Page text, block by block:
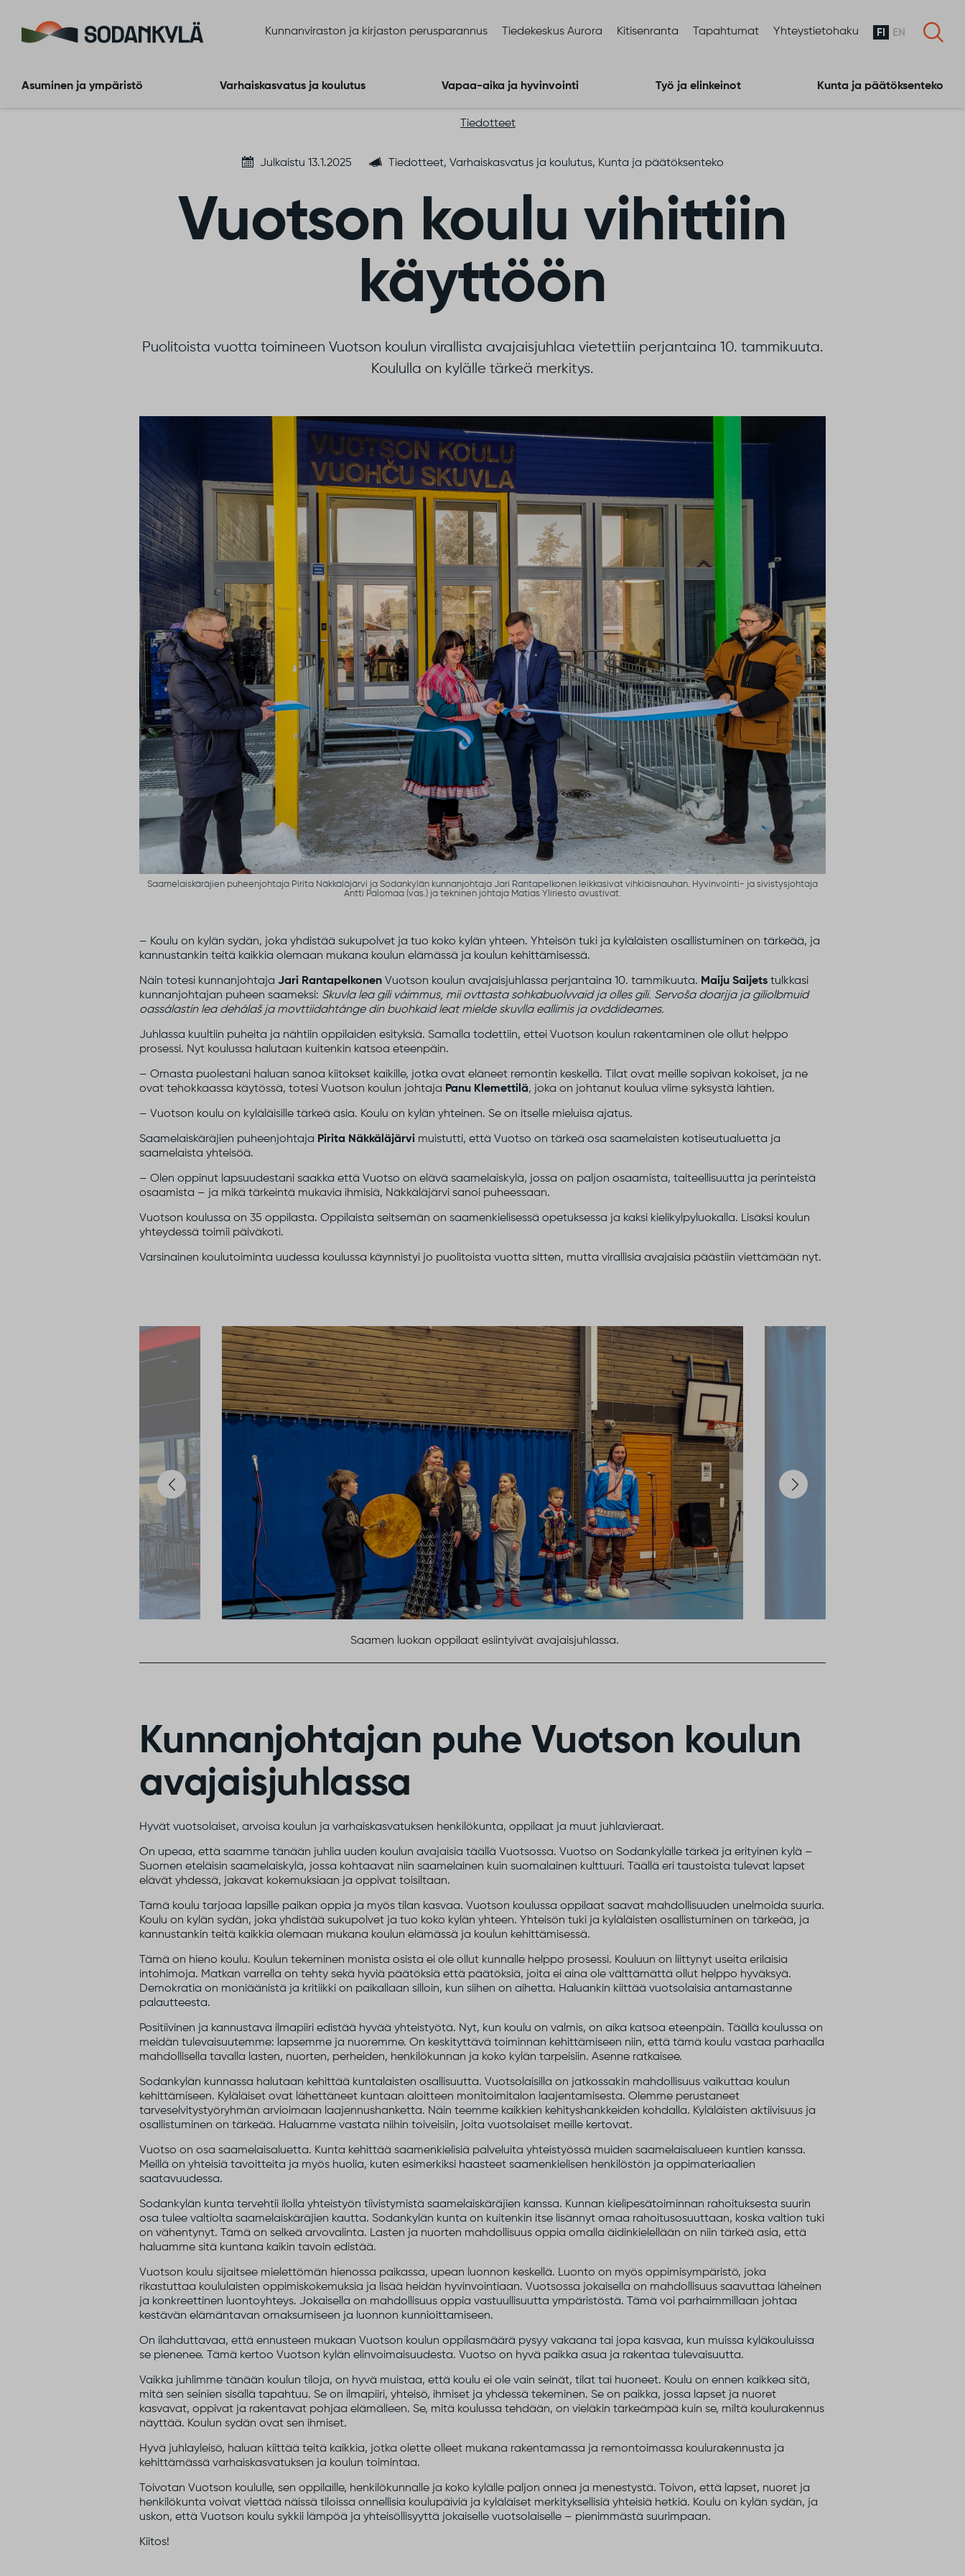
Kunnanviraston ja kirjaston perusparannus Tiedekeskus Aurora Kitisenranta Tapahtumat Yhteystietohaku FI EN
Asuminen ja ympäristö Varhaiskasvatus ja koulutus Vapaa-aika ja hyvinvointi Työ ja elinkeinot Kunta ja päätöksenteko
Tiedotteet
Julkaistu 13.1.2025 Tiedotteet, Varhaiskasvatus ja koulutus, Kunta ja päätöksenteko
Vuotson koulu vihittiin
käyttöön
Puolitoista vuotta toimineen Vuotson koulun virallista avajaisjuhlaa vietettiin perjantaina 10. tammikuuta.
Koululla on kylälle tärkeä merkitys.
Saamelaiskäräjien puheenjohtaja Pirita Näkkäläjärvi ja Sodankylän kunnanjohtaja Jari Rantapelkonen leikkasivat vihkiäisnauhan. Hyvinvointi- ja sivistysjohtaja
Antti Palomaa (vas.) ja tekninen johtaja Matias Yliriesto avustivat.
– Koulu on kylän sydän, joka yhdistää sukupolvet ja tuo koko kylän yhteen. Yhteisön tuki ja kyläläisten osallistuminen on tärkeää, ja
kannustankin teitä kaikkia olemaan mukana koulun elämässä ja koulun kehittämisessä.
Näin totesi kunnanjohtajaJari Rantapelkonen Vuotson koulun avajaisjuhlassa perjantaina 10. tammikuuta. Maiju Saijets tulkkasi
kunnanjohtajan puheen saameksi: Skuvla lea gili váimmus, mii ovttasta sohkabuolvvaid ja olles gili. Servoša doarjja ja giliolbmuid
oassálastin lea dehálaš ja movttiidahtánge din buohkaid leat mielde skuvlla eallimis ja ovddideames.
Juhlassa kuultiin puheita ja nähtiin oppilaiden esityksiä. Samalla todettiin, ettei Vuotson koulun rakentaminen ole ollut helppo
prosessi. Nyt koulussa halutaan kuitenkin katsoa eteenpäin.
– Omasta puolestani haluan sanoa kiitokset kaikille, jotka ovat eläneet remontin keskellä. Tilat ovat meille sopivan kokoiset, ja ne
ovat tehokkaassa käytössä, totesi Vuotson koulun johtaja Panu Klemettilä, joka on johtanut koulua viime syksystä lähtien.
– Vuotson koulu on kyläläisille tärkeä asia. Koulu on kylän yhteinen. Se on itselle mieluisa ajatus.
Saamelaiskäräjien puheenjohtaja Pirita Näkkäläjärvi muistutti, että Vuotso on tärkeä osa saamelaisten kotiseutualuetta ja
saamelaista yhteisöä.
– Olen oppinut lapsuudestani saakka että Vuotso on elävä saamelaiskylä, jossa on paljon osaamista, taiteellisuutta ja perinteistä
osaamista – ja mikä tärkeintä mukavia ihmisiä, Näkkäläjärvi sanoi puheessaan.
Vuotson koulussa on 35 oppilasta. Oppilaista seitsemän on saamenkielisessä opetuksessa ja kaksi kielikylpyluokalla. Lisäksi koulun
yhteydessä toimii päiväkoti.
Varsinainen koulutoiminta uudessa koulussa käynnistyi jo puolitoista vuotta sitten, mutta virallisia avajaisia päästiin viettämään nyt.
Saamen luokan oppilaat esiintyivät avajaisjuhlassa.
Kunnanjohtajan puhe Vuotson koulun
avajaisjuhlassa
Hyvät vuotsolaiset, arvoisa koulun ja varhaiskasvatuksen henkilökunta, oppilaat ja muut juhlavieraat.
On upeaa, että saamme tänään juhlia uuden koulun avajaisia täällä Vuotsossa. Vuotso on Sodankylälle tärkeä ja erityinen kylä –
Suomen eteläisin saamelaiskylä, jossa kohtaavat niin saamelainen kuin suomalainen kulttuuri. Täällä eri taustoista tulevat lapset
elävät yhdessä, jakavat kokemuksiaan ja oppivat toisiltaan.
Tämä koulu tarjoaa lapsille paikan oppia ja myös tilan kasvaa. Vuotson koulussa oppilaat saavat mahdollisuuden unelmoida suuria.
Koulu on kylän sydän, joka yhdistää sukupolvet ja tuo koko kylän yhteen. Yhteisön tuki ja kyläläisten osallistuminen on tärkeää, ja
kannustankin teitä kaikkia olemaan mukana koulun elämässä ja koulun kehittämisessä.
Tämä on hieno koulu. Koulun tekeminen monista osista ei ole ollut kunnalle helppo prosessi. Kouluun on liittynyt useita erilaisia
intohimoja. Matkan varrella on tehty sekä hyviä päätöksiä että päätöksiä, joita ei aina ole välttämättä ollut helppo hyväksyä.
Demokratia on moniäänistä ja kritiikki on paikallaan silloin, kun siihen on aihetta. Haluankin kiittää vuotsolaisia antamastanne
palautteesta.
Positiivinen ja kannustava ilmapiiri edistää hyvää yhteistyötä. Nyt, kun koulu on valmis, on aika katsoa eteenpäin. Täällä koulussa on
meidän tulevaisuutemme: lapsemme ja nuoremme. On keskityttävä toiminnan kehittämiseen niin, että tämä koulu vastaa parhaalla
mahdollisella tavalla lasten, nuorten, perheiden, henkilökunnan ja koko kylän tarpeisiin. Asenne ratkaisee.
Sodankylän kunnassa halutaan kehittää kuntalaisten osallisuutta. Vuotsolaisilla on jatkossakin mahdollisuus vaikuttaa koulun
kehittämiseen. Kyläläiset ovat lähettäneet kuntaan aloitteen monitoimitalon laajentamisesta. Olemme perustaneet
tarveselvitystyöryhmän arvioimaan laajennushanketta. Näin teemme kaikkien kehityshankkeiden kohdalla. Kyläläisten aktiivisuus ja
osallistuminen on tärkeää. Haluamme vastata niihin toiveisiin, joita vuotsolaiset meille kertovat.
Vuotso on osa saamelaisaluetta. Kunta kehittää saamenkielisiä palveluita yhteistyössä muiden saamelaisalueen kuntien kanssa.
Meillä on yhteisiä tavoitteita ja myös huolia, kuten esimerkiksi haasteet saamenkielisen henkilöstön ja oppimateriaalien
saatavuudessa.
Sodankylän kunta tervehtii ilolla yhteistyön tiivistymistä saamelaiskäräjien kanssa. Kunnan kielipesätoiminnan rahoituksesta suurin
osa tulee valtiolta saamelaiskäräjien kautta. Sodankylän kunta on kuitenkin itse lisännyt omaa rahoitusosuuttaan, koska valtion tuki
on vähentynyt. Tämä on selkeä arvovalinta. Lasten ja nuorten mahdollisuus oppia omalla äidinkielellään on niin tärkeä asia, että
haluamme sitä kuntana kaikin tavoin edistää.
Vuotson koulu sijaitsee mielettömän hienossa paikassa, upean luonnon keskellä. Luonto on myös oppimisympäristö, joka
rikastuttaa koululaisten oppimiskokemuksia ja lisää heidän hyvinvointiaan. Vuotsossa jokaisella on mahdollisuus saavuttaa läheinen
ja konkreettinen luontoyhteys. Jokaisella on mahdollisuus oppia vastuullisuutta ympäristöstä. Tämä voi parhaimmillaan johtaa
kestävän elämäntavan omaksumiseen ja luonnon kunnioittamiseen.
On ilahduttavaa, että ennusteen mukaan Vuotson koulun oppilasmäärä pysyy vakaana tai jopa kasvaa, kun muissa kyläkouluissa
se pienenee. Tämä kertoo Vuotson kylän elinvoimaisuudesta. Vuotso on hyvä paikka asua ja rakentaa tulevaisuutta.
Vaikka juhlimme tänään koulun tiloja, on hyvä muistaa, että koulu ei ole vain seinät, tilat tai huoneet. Koulu on ennen kaikkea sitä,
mitä sen seinien sisällä tapahtuu. Se on ilmapiiri, yhteisö, ihmiset ja yhdessä tekeminen. Se on paikka, jossa lapset ja nuoret
kasvavat, oppivat ja rakentavat pohjaa elämälleen. Se, mitä koulussa tehdään, on vieläkin tärkeämpää kuin se, miltä koulurakennus
näyttää. Koulun sydän ovat sen ihmiset.
Hyvä juhlayleisö, haluan kiittää teitä kaikkia, jotka olette olleet mukana rakentamassa ja remontoimassa koulurakennusta ja
kehittämässä varhaiskasvatuksen ja koulun toimintaa.
Toivotan Vuotson koululle, sen oppilaille, henkilökunnalle ja koko kylälle paljon onnea ja menestystä. Toivon, että lapset, nuoret ja
henkilökunta voivat viettää näissä tiloissa onnellisia koulupäiviä ja kyläläiset merkityksellisiä yhteisiä hetkiä. Koulu on kylän sydän, ja
uskon, että Vuotson koulu sykkii lämpöä ja yhteisöllisyyttä jokaiselle vuotsolaiselle – pienimmästä suurimpaan.
Kiitos!